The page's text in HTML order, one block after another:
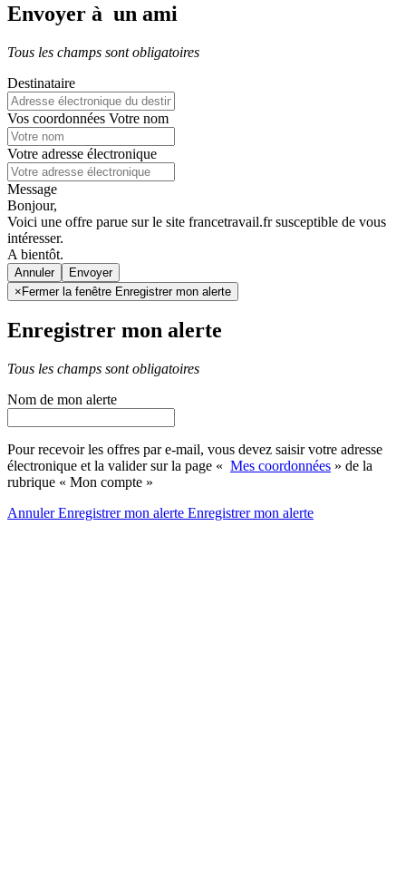
Envoyer à un ami
Tous les champs sont obligatoires
Destinataire
Vos coordonnées Votre nom
Votre adresse électronique
Message
Bonjour,
Voici une offre parue sur le site francetravail.fr susceptible de vous
intéresser.
A bientôt.
Annuler
×Fermer la fenêtre Enregistrer mon alerte
Enregistrer mon alerte
Tous les champs sont obligatoires
Nom de mon alerte
Pour recevoir les offres par e-mail, vous devez saisir votre adresse
électronique et la valider sur la page « Mes coordonnées » de la
rubrique « Mon compte »
AnnulerEnregistrer mon alerte Enregistrermon alerte